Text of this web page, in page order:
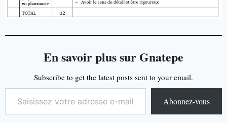
En savoir plus sur Gnatepe
Subscribe to get the latest posts sent to your email.
Abonnez-vous